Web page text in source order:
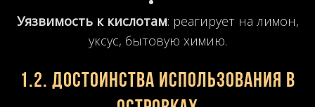
Уязвимость к кислотам: реагирует на лимон,
уксус, бытовую химию.
1.2. Достоинства использования в